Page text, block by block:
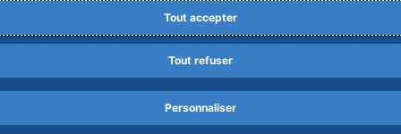
Tout accepter
Tout refuser
Personnaliser